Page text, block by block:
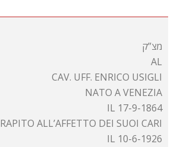
מצ”ק
AL
CAV. UFF. ENRICO USIGLI
NATO A VENEZIA
IL 17-9-1864
RAPITO ALL’AFFETTO DEI SUOI CARI
IL 10-6-1926